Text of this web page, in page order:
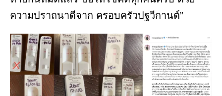
ความปราถนาดีจาก ครอบครัวปฐวีกานต์”